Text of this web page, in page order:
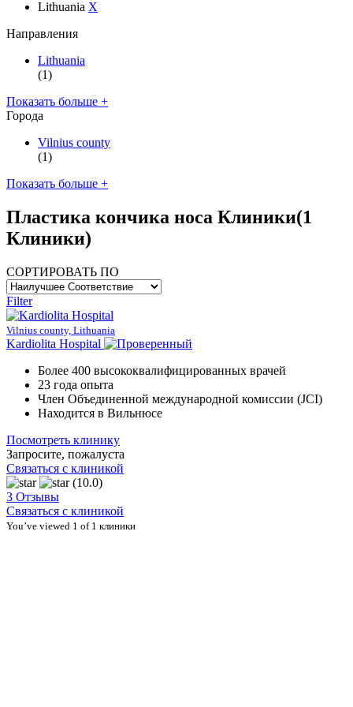
Lithuania X
Направления
Lithuania
(1)
Показать больше +
Города
Vilnius county
(1)
Показать больше +
Пластика кончика носа Клиники(1
Клиники)
СОРТИРОВАТЬ ПО
Filter
Vilnius county, Lithuania
Kardiolita Hospital
Более 400 высококвалифицированных врачей
23 года опыта
Член Объединенной международной комиссии (JCI)
Находится в Вильнюсе
Посмотреть клинику
Запросите, пожалуста
Связаться с клиникой
(10.0)
3 Отзывы
Связаться с клиникой
You’ve viewed 1 of 1 клиники